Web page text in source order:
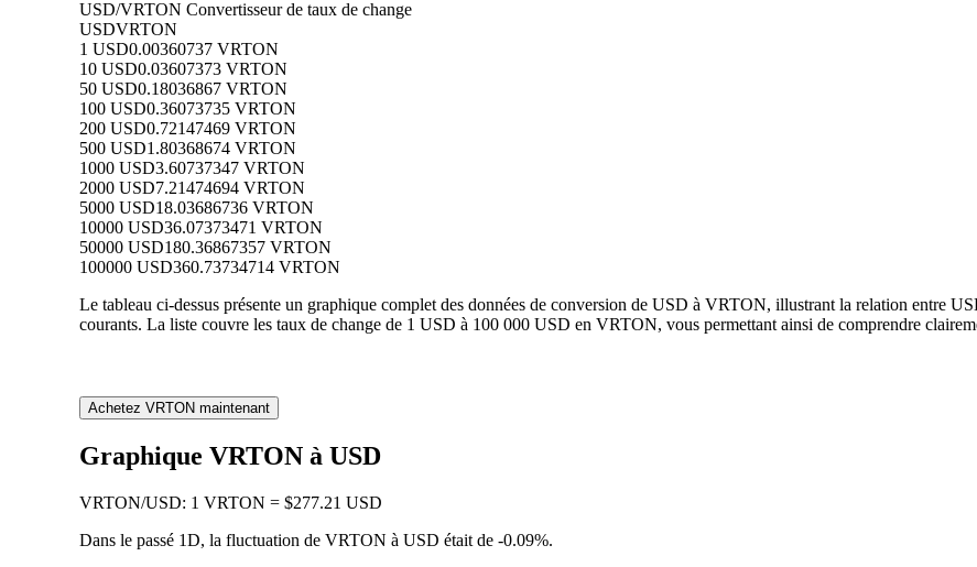
USD/VRTON Convertisseur de taux de change
USDVRTON
1 USD0.00360737 VRTON
10 USD0.03607373 VRTON
50 USD0.18036867 VRTON
100 USD0.36073735 VRTON
200 USD0.72147469 VRTON
500 USD1.80368674 VRTON
1000 USD3.60737347 VRTON
2000 USD7.21474694 VRTON
5000 USD18.03686736 VRTON
10000 USD36.07373471 VRTON
50000 USD180.36867357 VRTON
100000 USD360.73734714 VRTON
Le tableau ci-dessus présente un graphique complet des données de conversion de USD à VRTON, illustrant la relation entre
courants. La liste couvre les taux de change de 1 USD à 100 000 USD en VRTON, vous permettant ainsi de comprendre
Achetez VRTON maintenant
Graphique VRTON à USD
VRTON/USD: 1 VRTON = $277.21 USD
Dans le passé 1D, la fluctuation de VRTON à USD était de -0.09%.